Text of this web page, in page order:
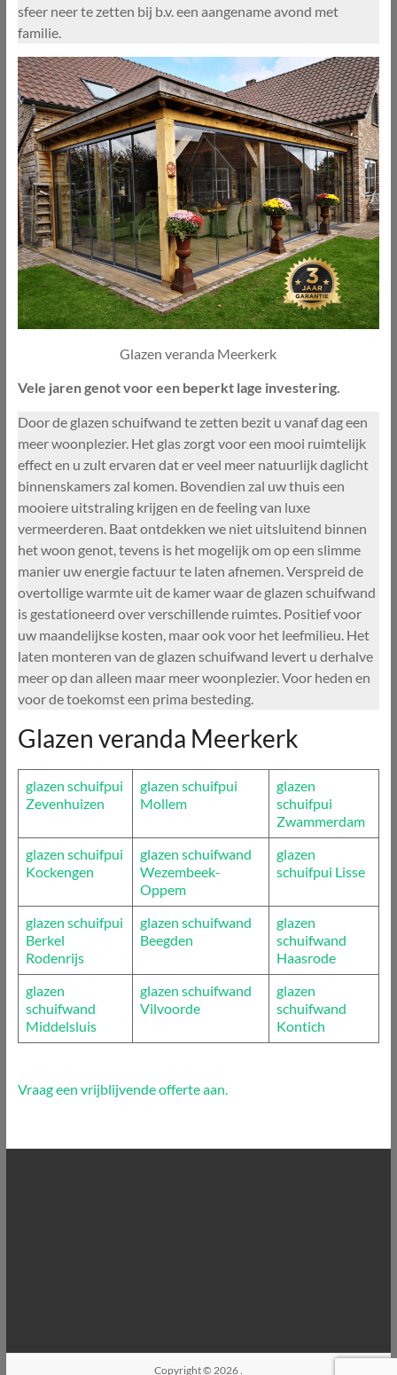
sfeer neer te zetten bij b.v. een aangename avond met
familie.
Glazen veranda Meerkerk
Vele jaren genot voor een beperkt lage investering.
Door de glazen schuifwand te zetten bezit u vanaf dag een
meer woonplezier. Het glas zorgt voor een mooi ruimtelijk
effect en u zult ervaren dat er veel meer natuurlijk daglicht
binnenskamers zal komen. Bovendien zal uw thuis een
mooiere uitstraling krijgen en de feeling van luxe
vermeerderen. Baat ontdekken we niet uitsluitend binnen
het woon genot, tevens is het mogelijk om op een slimme
manier uw energie factuur te laten afnemen. Verspreid de
overtollige warmte uit de kamer waar de glazen schuifwand
is gestationeerd over verschillende ruimtes. Positief voor
uw maandelijkse kosten, maar ook voor het leefmilieu. Het
laten monteren van de glazen schuifwand levert u derhalve
meer op dan alleen maar meer woonplezier. Voor heden en
voor de toekomst een prima besteding.
Glazen veranda Meerkerk
glazen schuifpui
Zevenhuizen
glazen schuifpui
Mollem
glazen
schuifpui
Zwammerdam
glazen schuifpui
Kockengen
glazen schuifwand
Wezembeek-
Oppem
glazen
schuifpui Lisse
glazen schuifpui
Berkel
Rodenrijs
glazen schuifwand
Beegden
glazen
schuifwand
Haasrode
glazen
schuifwand
Middelsluis
glazen schuifwand
Vilvoorde
glazen
schuifwand
Kontich
Vraag een vrijblijvende offerte aan.
Copyright © 2026